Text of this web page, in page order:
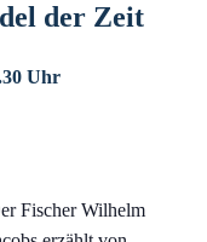
der Zeit
Uhr
Fischer Wilhelm